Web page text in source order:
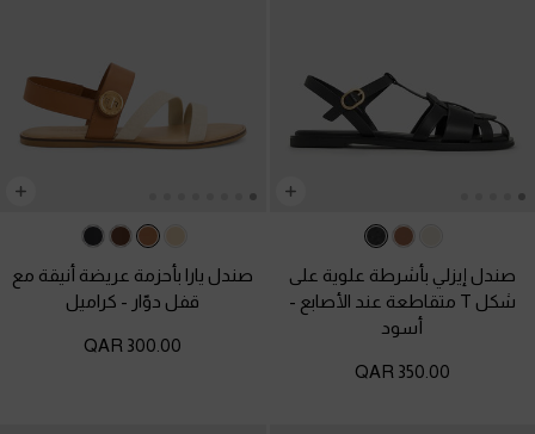
صندل إيزلي بأشرطة علوية على
شكل T متقاطعة عند الأصابع
-
أسود
350.00 QAR
صندل يارا بأحزمة عريضة أنيقة مع
قفل دوّار - كراميل
300.00 QAR